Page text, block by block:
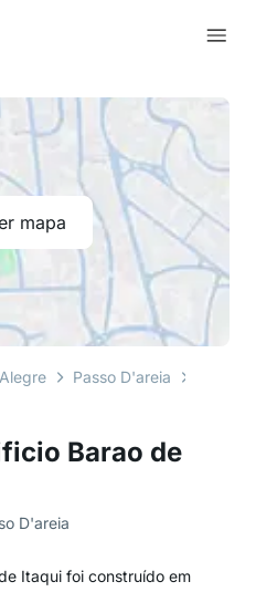
Barao de
D'areia
Itaqui foi construído em
mapa
Passo D'areia